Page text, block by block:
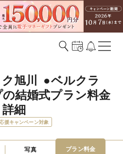
旭川  ●ベルクラ
結婚式プラン料金
詳細
援キャンペーン対象
写真 プラン料金